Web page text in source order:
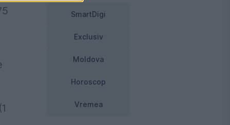
SmartDigi
Exclusiv
Moldova
Horoscop
Vremea